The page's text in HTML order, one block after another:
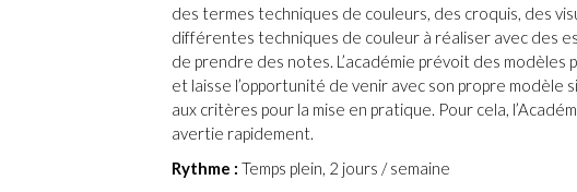
des termes techniques de couleurs, des croquis, des
différentes techniques de couleur à réaliser avec des
de prendre des notes. L’académie prévoit des modèles
et laisse l’opportunité de venir avec son propre modèle
aux critères pour la mise en pratique. Pour cela,
avertie rapidement.
Rythme : Temps plein, 2 jours / semaine